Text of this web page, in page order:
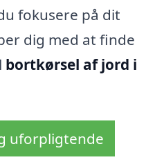
fokusere på dit
dig med at finde
bortkørsel af jord i
uforpligtende